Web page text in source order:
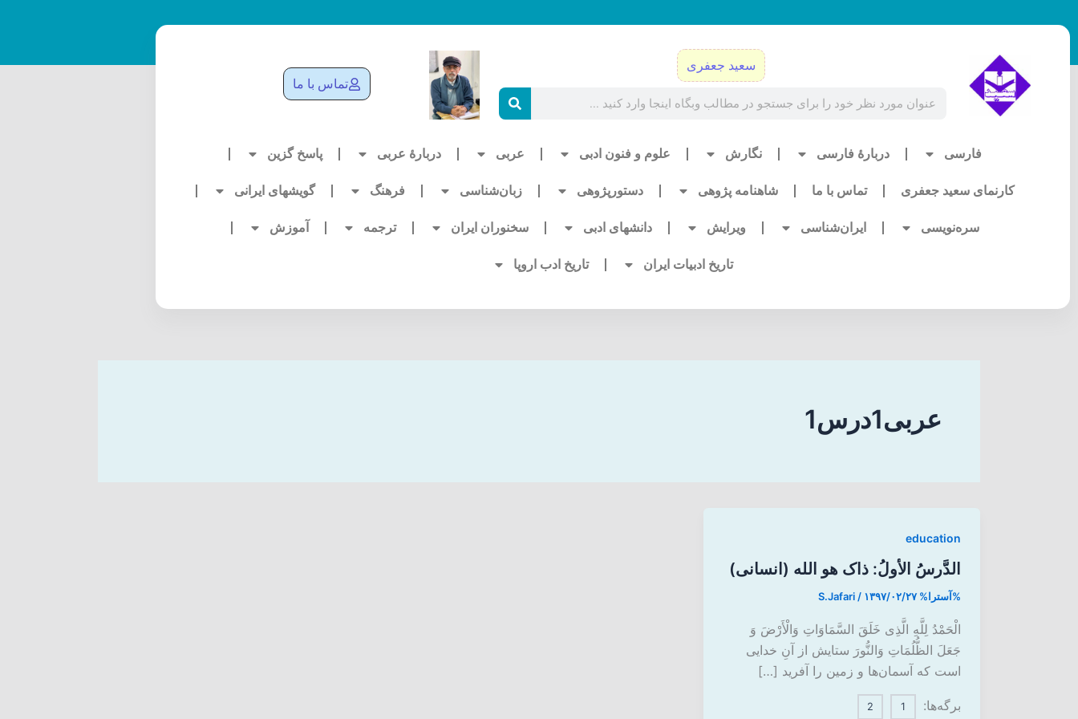
به
سعید جعفری
تماس با ما
فارسی دربارۀ فارسی نگارش علوم و فنون ادبی عربی دربارۀ عربی پاسخ گزین
کارنمای سعید جعفری تماس با ما شاهنامه پژوهی دستورپژوهی زبان‌شناسی فرهنگ گویشهای ایرانی
سره‌نویسی ایران‌شناسی ویرایش دانشهای ادبی سخنوران ایران ترجمه آموزش
تاریخ ادبیات ایران تاریخ ادب اروپا
عربی1درس1
education
الدَّرسُ الأولُ: ذاک هو الله (انسانی)
%آسترا% S.Jafari / ۱۳۹۷/۰۲/۲۷
الْحَمْدُ لِلَّهِ الَّذِی خَلَقَ السَّمَاوَاتِ وَالْأَرْضَ وَ
جَعَلَ الظُّلُمَاتِ وَالنُّورَ ستایش از آنِ خدایی
است که آسمان‌ها و زمین را آفرید […]
برگه‌ها: 1
2